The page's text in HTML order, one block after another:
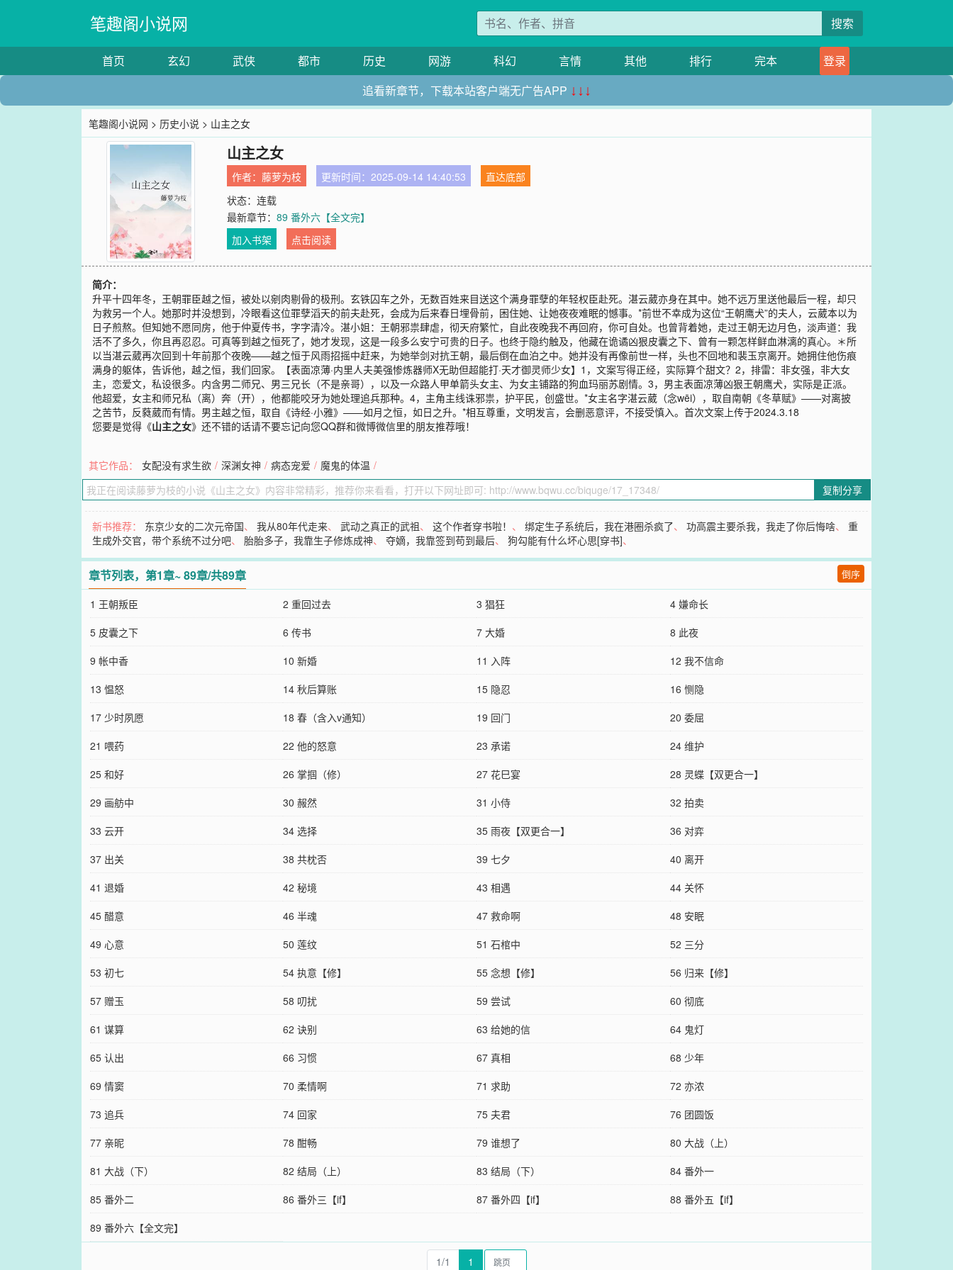
笔趣阁小说网 搜索
首页 玄幻 武侠 都市 历史 网游 科幻 言情 其他 排行 完本
登录
追看新章节，下载本站客户端无广告APP ↓↓↓
笔趣阁小说网 > 历史小说 > 山主之女
山主之女
作者：藤萝为枝 更新时间：2025-09-14 14:40:53
直达底部
状态：连载
最新章节：89 番外六【全文完】
加入书架
点击阅读
简介：
升平十四年冬，王朝罪臣越之恒，被处以剜肉剔骨的极刑。玄铁囚车之外，无数百姓来目送这个满身罪孽的年轻权臣赴死。湛云葳亦身在其中。她不远万里送他最后一程，却只
为救另一个人。她那时并没想到，冷眼看这位罪孽滔天的前夫赴死，会成为后来春日埋骨前，困住她、让她夜夜难眠的憾事。*前世不幸成为这位“王朝鹰犬”的夫人，云葳本以为
日子煎熬。但知她不愿同房，他于仲夏传书，字字清冷。湛小姐：王朝邪祟肆虐，彻天府繁忙，自此夜晚我不再回府，你可自处。也曾背着她，走过王朝无边月色，淡声道：我
活不了多久，你且再忍忍。可真等到越之恒死了，她才发现，这是一段多么安宁可贵的日子。也终于隐约触及，他藏在诡谲凶狠皮囊之下、曾有一颗怎样鲜血淋漓的真心。＊所
以当湛云葳再次回到十年前那个夜晚——越之恒于风雨招摇中赶来，为她举剑对抗王朝，最后倒在血泊之中。她并没有再像前世一样，头也不回地和裴玉京离开。她拥住他伤痕
满身的躯体，告诉他，越之恒，我们回家。【表面凉薄·内里人夫美强惨炼器师X无助但超能打·天才御灵师少女】1，文案写得正经，实际算个甜文？2，排雷：非女强，非大女
主，恋爱文，私设很多。内含男二师兄、男三兄长（不是亲哥），以及一众路人甲单箭头女主、为女主铺路的狗血玛丽苏剧情。3，男主表面凉薄凶狠王朝鹰犬，实际是正派。
他超爱，女主和师兄私（离）奔（开），他都能咬牙为她处理追兵那种。4，主角主线诛邪祟，护平民，创盛世。*女主名字湛云葳（念wēi），取自南朝《冬草赋》——对离披
之苦节，反蕤葳而有情。男主越之恒，取自《诗经·小雅》——如月之恒，如日之升。*相互尊重，文明发言，会删恶意评，不接受慎入。首次文案上传于2024.3.18
您要是觉得《山主之女》还不错的话请不要忘记向您QQ群和微博微信里的朋友推荐哦！
其它作品： 女配没有求生欲 / 深渊女神 / 病态宠爱 / 魔鬼的体温 /
复制分享
新书推荐： 东京少女的二次元帝国、我从80年代走来、武动之真正的武祖、这个作者穿书啦！ 、绑定生子系统后，我在港圈杀疯了、功高震主要杀我，我走了你后悔啥、重
生成外交官，带个系统不过分吧、胎胎多子，我靠生子修炼成神、夺嫡，我靠签到苟到最后、狗勾能有什么坏心思[穿书]、
章节列表，第1章~ 89章/共89章 倒序
1 王朝叛臣 2 重回过去 3 猖狂
4 嫌命长
5 皮囊之下
6 传书 7 大婚
8 此夜
9 帐中香
10 新婚 11 入阵
12 我不信命
13 愠怒
14 秋后算账 15 隐忍
16 恻隐
17 少时夙愿
18 春（含入v通知） 19 回门
20 委屈
21 喂药
22 他的怒意 23 承诺
24 维护
25 和好
26 掌掴（修） 27 花巳宴
28 灵蝶【双更合一】
29 画舫中
30 赧然 31 小侍
32 拍卖
33 云开
34 选择 35 雨夜【双更合一】
36 对弈
37 出关
38 共枕否 39 七夕
40 离开
41 退婚
42 秘境 43 相遇
44 关怀
45 醋意
46 半魂 47 救命啊
48 安眠
49 心意
50 莲纹 51 石棺中
52 三分
53 初七
54 执意【修】 55 念想【修】
56 归来【修】
57 赠玉
58 叨扰 59 尝试
60 彻底
61 谋算
62 诀别 63 给她的信
64 鬼灯
65 认出
66 习惯 67 真相
68 少年
69 情窦
70 柔情啊 71 求助
72 亦浓
73 追兵
74 回家 75 夫君
76 团圆饭
77 亲昵
78 酣畅 79 谁想了
80 大战（上）
81 大战（下）
82 结局（上） 83 结局（下）
84 番外一
85 番外二
86 番外三【if】 87 番外四【if】
88 番外五【if】
89 番外六【全文完】
1/1 1